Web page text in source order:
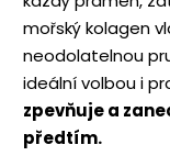
mořský kolagen
neodolatelnou
ideální volbou i
zpevňuje a
předtím.